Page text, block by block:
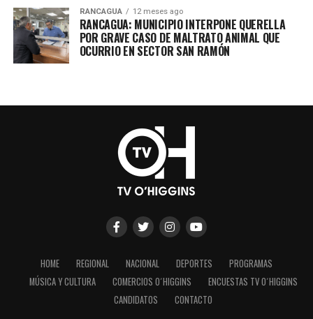
RANCAGUA 12 meses ago
RANCAGUA: MUNICIPIO INTERPONE QUERELLA
POR GRAVE CASO DE MALTRATO ANIMAL QUE
OCURRIO EN SECTOR SAN RAMÓN
HOME REGIONAL NACIONAL DEPORTES
PROGRAMAS
MÚSICA Y CULTURA
COMERCIOS O´HIGGINS
ENCUESTAS TV O´HIGGINS
CANDIDATOS
CONTACTO